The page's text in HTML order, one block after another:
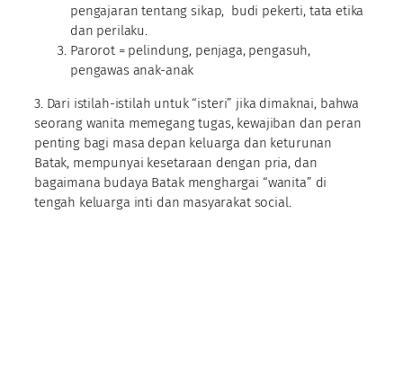
pengajaran tentang sikap, budi pekerti, tata etika
dan perilaku.
Parorot = pelindung, penjaga, pengasuh,
pengawas anak-anak
3. Dari istilah-istilah untuk “isteri” jika dimaknai, bahwa
seorang wanita memegang tugas, kewajiban dan peran
penting bagi masa depan keluarga dan keturunan
Batak, mempunyai kesetaraan dengan pria, dan
bagaimana budaya Batak menghargai “wanita” di
tengah keluarga inti dan masyarakat social.